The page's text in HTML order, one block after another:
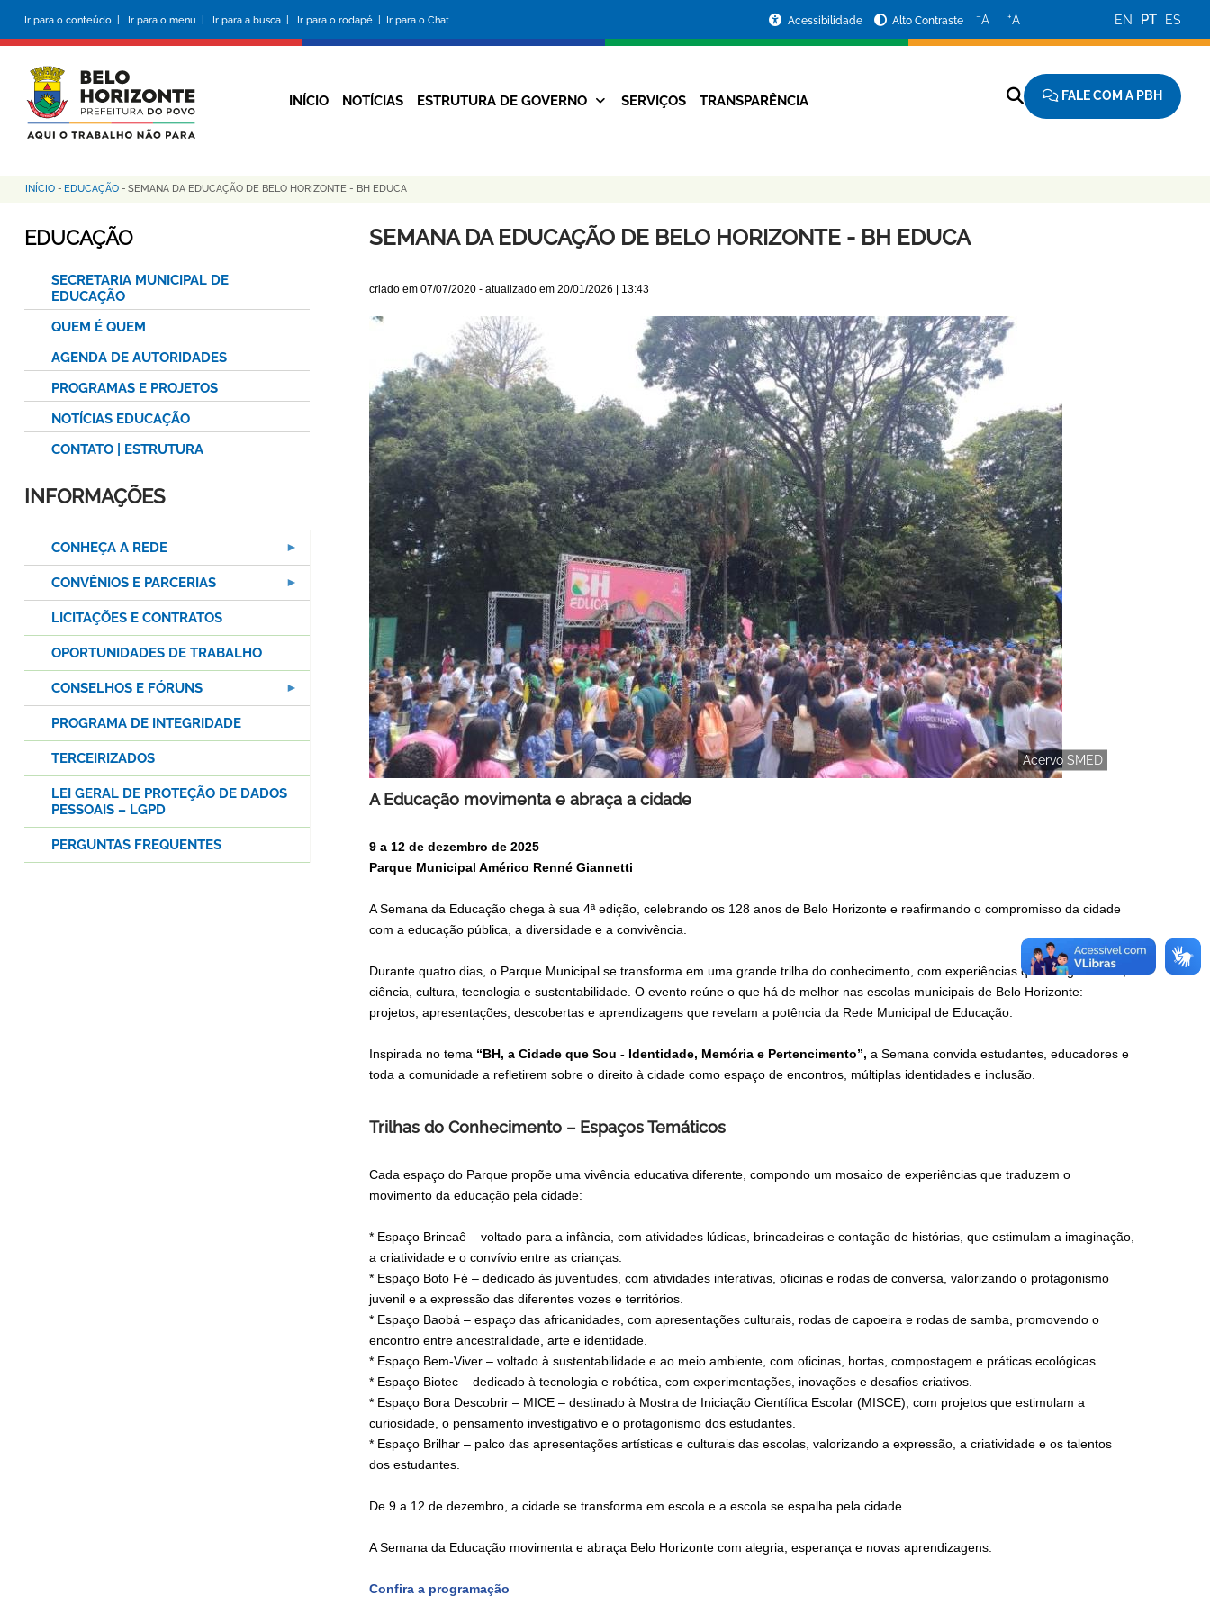
conteúdo
principal
Ir para o conteúdo | Ir para o menu | Ir para a busca | Ir para o rodapé | Ir para o Chat
da
Prefeitura
Acessibilidade Alto Contraste −A +A EN PT ES
Navegação
INÍCIO NOTÍCIAS ESTRUTURA DE GOVERNO SERVIÇOS TRANSPARÊNCIA FALE COM A PBH
Trilha
de
INÍCIO - EDUCAÇÃO - SEMANA DA EDUCAÇÃO DE BELO HORIZONTE - BH EDUCA
SEMANA DA EDUCAÇÃO DE BELO HORIZONTE - BH EDUCA
criado em 07/07/2020- atualizado em 20/01/2026 | 13:43
Acervo SMED
A Educação movimenta e abraça a cidade
9 a 12 de dezembro de 2025
Parque Municipal Américo Renné Giannetti
A Semana da Educação chega à sua 4ª edição, celebrando os 128 anos de Belo Horizonte e reafirmando o compromisso da cidade
com a educação pública, a diversidade e a convivência.
Durante quatro dias, o Parque Municipal se transforma em uma grande trilha do conhecimento, com experiências que integram arte,
ciência, cultura, tecnologia e sustentabilidade. O evento reúne o que há de melhor nas escolas municipais de Belo Horizonte:
projetos, apresentações, descobertas e aprendizagens que revelam a potência da Rede Municipal de Educação.
Inspirada no tema “BH, a Cidade que Sou - Identidade, Memória e Pertencimento”, a Semana convida estudantes, educadores e
toda a comunidade a refletirem sobre o direito à cidade como espaço de encontros, múltiplas identidades e inclusão.
Trilhas do Conhecimento – Espaços Temáticos
Cada espaço do Parque propõe uma vivência educativa diferente, compondo um mosaico de experiências que traduzem o
movimento da educação pela cidade:
* Espaço Brincaê – voltado para a infância, com atividades lúdicas, brincadeiras e contação de histórias, que estimulam a imaginação,
a criatividade e o convívio entre as crianças.
* Espaço Boto Fé – dedicado às juventudes, com atividades interativas, oficinas e rodas de conversa, valorizando o protagonismo
juvenil e a expressão das diferentes vozes e territórios.
* Espaço Baobá – espaço das africanidades, com apresentações culturais, rodas de capoeira e rodas de samba, promovendo o
encontro entre ancestralidade, arte e identidade.
* Espaço Bem-Viver – voltado à sustentabilidade e ao meio ambiente, com oficinas, hortas, compostagem e práticas ecológicas.
* Espaço Biotec – dedicado à tecnologia e robótica, com experimentações, inovações e desafios criativos.
* Espaço Bora Descobrir – MICE – destinado à Mostra de Iniciação Científica Escolar (MISCE), com projetos que estimulam a
curiosidade, o pensamento investigativo e o protagonismo dos estudantes.
* Espaço Brilhar – palco das apresentações artísticas e culturais das escolas, valorizando a expressão, a criatividade e os talentos
dos estudantes.
De 9 a 12 de dezembro, a cidade se transforma em escola e a escola se espalha pela cidade.
A Semana da Educação movimenta e abraça Belo Horizonte com alegria, esperança e novas aprendizagens.
Confira a programação
EDUCAÇÃO
SECRETARIA MUNICIPAL DE
EDUCAÇÃO
QUEM É QUEM
AGENDA DE AUTORIDADES
PROGRAMAS E PROJETOS
NOTÍCIAS EDUCAÇÃO
CONTATO | ESTRUTURA
INFORMAÇÕES
CONHEÇA A REDE
CONVÊNIOS E PARCERIAS
LICITAÇÕES E CONTRATOS
OPORTUNIDADES DE TRABALHO
CONSELHOS E FÓRUNS
PROGRAMA DE INTEGRIDADE
TERCEIRIZADOS
LEI GERAL DE PROTEÇÃO DE DADOS
PESSOAIS – LGPD
PERGUNTAS FREQUENTES